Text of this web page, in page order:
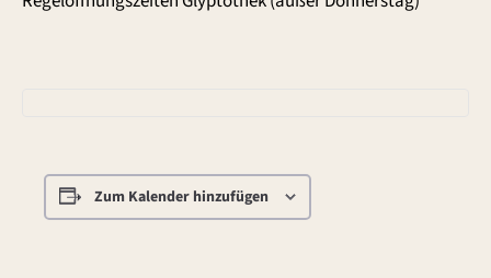
Zum Kalender hinzufügen